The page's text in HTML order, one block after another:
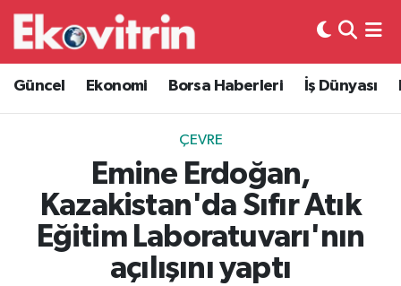
Güncel Ekonomi Borsa Haberleri İş Dünyası
ÇEVRE
Emine Erdoğan,
Kazakistan'da Sıfır Atık
Eğitim Laboratuvarı'nın
açılışını yaptı
Güncel
Ekonomi
Borsa Haberleri
İş Dünyası
Lojistik
Hava Durumu
Trafik Durumu
Süper Lig Puan Durumu ve Fikstür
Tüm Manşetler
Son Dakika Haberleri